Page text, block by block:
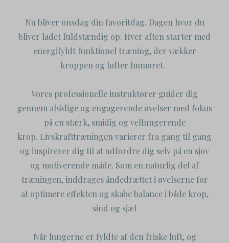
Nu bliver onsdag din favoritdag. Dagen hvor du
bliver ladet fuldstændig op. Hver aften starter med
energifyldt funktionel træning, der vækker
kroppen og løfter humøret.
Vores professionelle instruktører guider dig
gennem alsidige og engagerende øvelser med fokus
på en stærk, smidig og velfungerende
krop. Livskrafttræningen varierer fra gang til gang
og inspirerer dig til at udfordre dig selv på en sjov
og motiverende måde. Som en naturlig del af
træningen, inddrages åndedrættet i øvelserne for
at optimere effekten og skabe balance i både krop,
sind og sjæl
Når lungerne er fyldte af den friske luft, og